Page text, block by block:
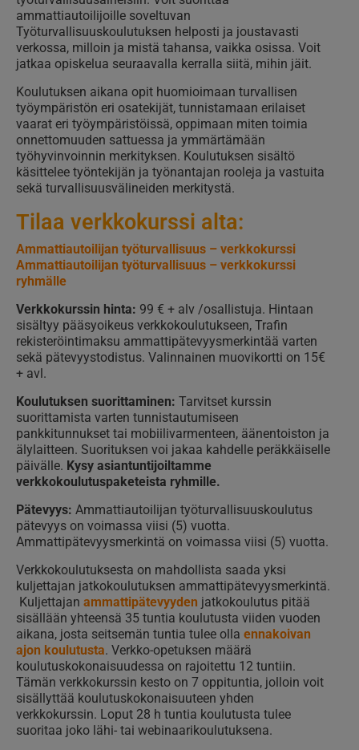
ammattiautoilijoille soveltuvan
Työturvallisuuskoulutuksen helposti ja joustavasti
verkossa, milloin ja mistä tahansa, vaikka osissa. Voit
jatkaa opiskelua seuraavalla kerralla siitä, mihin jäit.
Koulutuksen aikana opit huomioimaan turvallisen
työympäristön eri osatekijät, tunnistamaan erilaiset
vaarat eri työympäristöissä, oppimaan miten toimia
onnettomuuden sattuessa ja ymmärtämään
työhyvinvoinnin merkityksen. Koulutuksen sisältö
käsittelee työntekijän ja työnantajan rooleja ja vastuita
sekä turvallisuusvälineiden merkitystä.
Tilaa verkkokurssi alta:
Ammattiautoilijan työturvallisuus – verkkokurssi
Ammattiautoilijan työturvallisuus – verkkokurssi
ryhmälle
Verkkokurssin hinta: 99 € + alv /osallistuja. Hintaan
sisältyy pääsyoikeus verkkokoulutukseen, Trafin
rekisteröintimaksu ammattipätevyysmerkintää varten
sekä pätevyystodistus. Valinnainen muovikortti on 15€
+ avl.
Koulutuksen suorittaminen: Tarvitset kurssin
suorittamista varten tunnistautumiseen
pankkitunnukset tai mobiilivarmenteen, äänentoiston ja
älylaitteen. Suorituksen voi jakaa kahdelle peräkkäiselle
päivälle. Kysy asiantuntijoiltamme
verkkokoulutuspaketeista ryhmille.
Pätevyys: Ammattiautoilijan työturvallisuuskoulutus
pätevyys on voimassa viisi (5) vuotta.
Ammattipätevyysmerkintä on voimassa viisi (5) vuotta.
Verkkokoulutuksesta on mahdollista saada yksi
kuljettajan jatkokoulutuksen ammattipätevyysmerkintä.
Kuljettajan ammattipätevyyden jatkokoulutus pitää
sisällään yhteensä 35 tuntia koulutusta viiden vuoden
aikana, josta seitsemän tuntia tulee olla ennakoivan
ajon koulutusta. Verkko-opetuksen määrä
koulutuskokonaisuudessa on rajoitettu 12 tuntiin.
Tämän verkkokurssin kesto on 7 oppituntia, jolloin voit
sisällyttää koulutuskokonaisuuteen yhden
verkkokurssin. Loput 28 h tuntia koulutusta tulee
suoritaa joko lähi- tai webinaarikoulutuksena.